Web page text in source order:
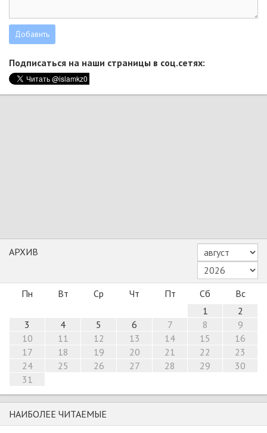
Подписаться на наши страницы в соц.сетях:
АРХИВ
Пн Вт Ср Чт Пт Сб
Вс
1
2
3
4 5 6 7 8
9
10
11 12 13 14 15
16
17
18 19 20 21 22
23
24
25 26 27 28 29
30
31
НАИБОЛЕЕ ЧИТАЕМЫЕ